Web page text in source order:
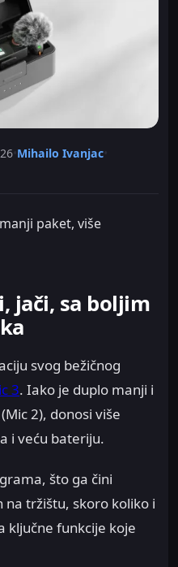
Mihailo Ivanjac
paket, više
jači, sa boljim
svog bežičnog
3. Iako je duplo manji i
2), donosi više
i veću bateriju.
što ga čini
tržištu, skoro koliko i
ključne funkcije koje